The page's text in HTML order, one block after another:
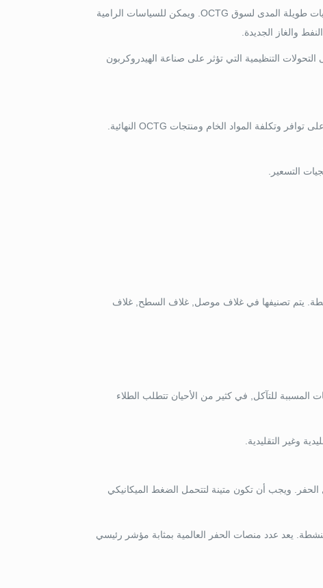
تمثل اللوائح البيئية الصارمة بشكل متزايد والتحول العالمي نحو مصادر الطاقة المتجددة تحديات طويلة المدى لسوق OCTG. ويمكن للسياسات الرامية
والغاز الجديدة.
التنظيمية التي تؤثر على صناعة الهيدروكربون
التأثير المستمر لاضطرابات سلسلة التوريد العالمية, وتفاقمت بسبب جائحة كوفيد-19, يؤثر على توافر وتكلفة المواد الخام ومنتجات OCTG النهائية.
يتم تصنيفها في غلاف موصل, غلاف السطح, غلاف
المسببة للتآكل, في كثير من الأحيان تتطلب الطلاء
وغير التقليدية.
ويجب أن تكون متينة لتتحمل الضغط الميكانيكي
يعد عدد منصات الحفر العالمية بمثابة مؤشر رئيسي